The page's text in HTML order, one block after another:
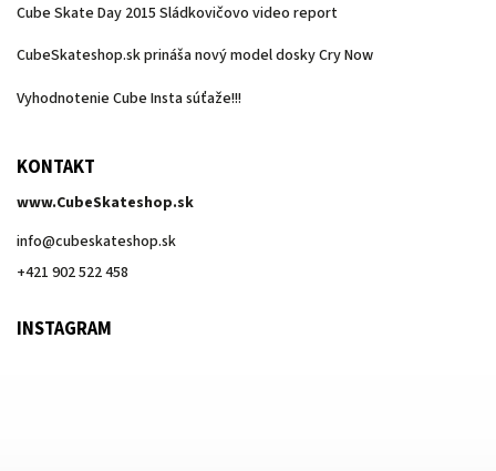
Cube Skate Day 2015 Sládkovičovo video report
CubeSkateshop.sk prináša nový model dosky Cry Now
Vyhodnotenie Cube Insta súťaže!!!
KONTAKT
www.CubeSkateshop.sk
info@cubeskateshop.sk
+421 902 522 458
INSTAGRAM